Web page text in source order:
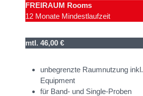
FREIRAUM Rooms
12 Monate Mindestlaufzeit
mtl. 46,00 €
unbegrenzte Raumnutzung inkl.
Equipment
für Band- und Single-Proben